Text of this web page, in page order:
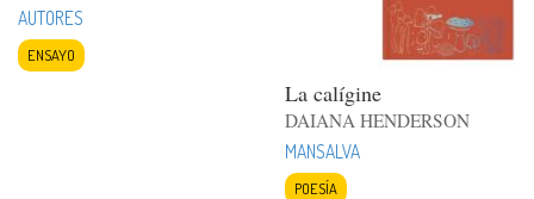
AUTORES
ENSAYO
La calígine
DAIANA HENDERSON
MANSALVA
POESÍA